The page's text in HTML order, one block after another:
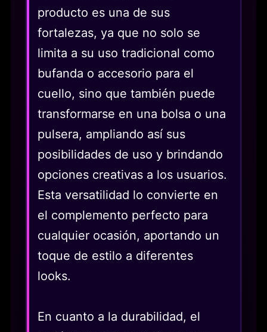
producto es una de sus
fortalezas, ya que no solo se
limita a su uso tradicional como
bufanda o accesorio para el
cuello, sino que también puede
transformarse en una bolsa o una
pulsera, ampliando así sus
posibilidades de uso y brindando
opciones creativas a los usuarios.
Esta versatilidad lo convierte en
el complemento perfecto para
cualquier ocasión, aportando un
toque de estilo a diferentes
looks.
En cuanto a la durabilidad, el